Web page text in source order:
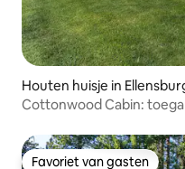
Houten huisje in
Cottonwood Cabin:
Favoriet van gasten